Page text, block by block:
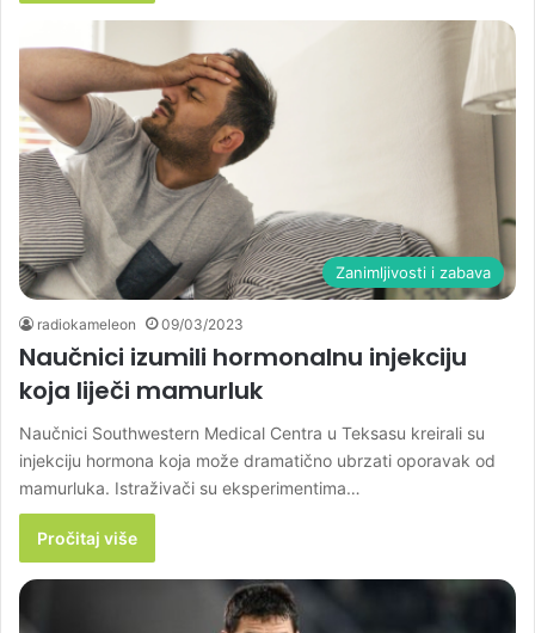
Zanimljivosti i zabava
radiokameleon 09/03/2023
Naučnici izumili hormonalnu injekciju
koja liječi mamurluk
Naučnici Southwestern Medical Centra u Teksasu kreirali su
injekciju hormona koja može dramatično ubrzati oporavak od
mamurluka. Istraživači su eksperimentima…
Pročitaj više